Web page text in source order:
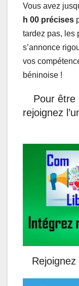
Vous avez
h 00 précises
tardez pas, les
s’annonce
vos
béninoise !
Pour être
rejoignez